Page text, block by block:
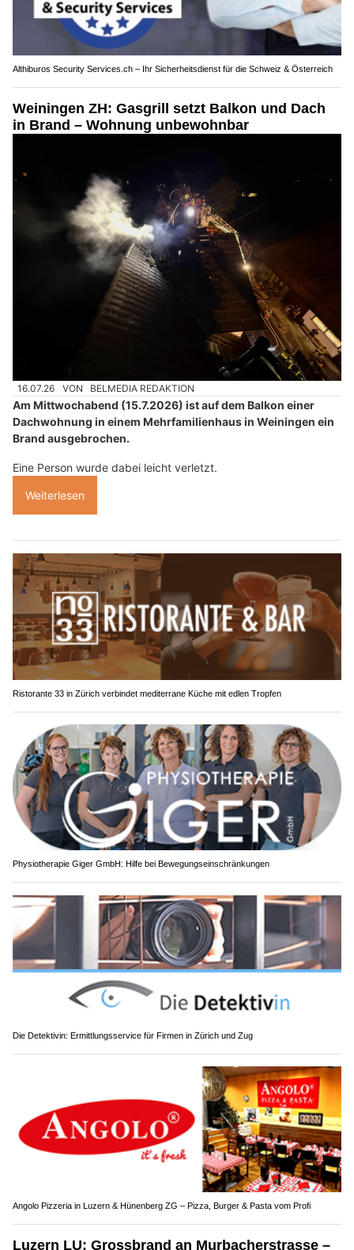
Althiburos Security Services.ch – Ihr Sicherheitsdienst für die Schweiz & Österreich
Weiningen ZH: Gasgrill setzt Balkon und Dach
in Brand – Wohnung unbewohnbar
16.07.26 VON BELMEDIA REDAKTION
Am Mittwochabend (15.7.2026) ist auf dem Balkon einer
Dachwohnung in einem Mehrfamilienhaus in Weiningen ein
Brand ausgebrochen.
Eine Person wurde dabei leicht verletzt.
Weiterlesen
Ristorante 33 in Zürich verbindet mediterrane Küche mit edlen Tropfen
Physiotherapie Giger GmbH: Hilfe bei Bewegungseinschränkungen
Die Detektivin: Ermittlungsservice für Firmen in Zürich und Zug
Angolo Pizzeria in Luzern & Hünenberg ZG – Pizza, Burger & Pasta vom Profi
Luzern LU: Grossbrand an Murbacherstrasse –